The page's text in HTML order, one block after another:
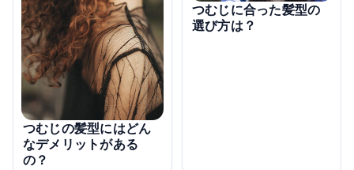
つむじの髪型にはどん
なデメリットがある
の？
つむじに合った髪型の
選び方は？